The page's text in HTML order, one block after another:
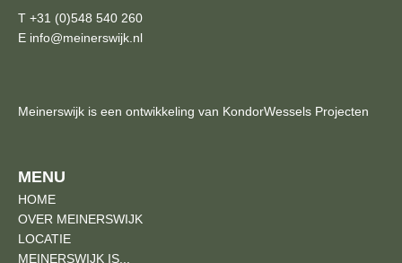
T +31 (0)548 540 260
E info@meinerswijk.nl
Meinerswijk is een ontwikkeling van KondorWessels Projecten
MENU
HOME
OVER MEINERSWIJK
LOCATIE
MEINERSWIJK IS...